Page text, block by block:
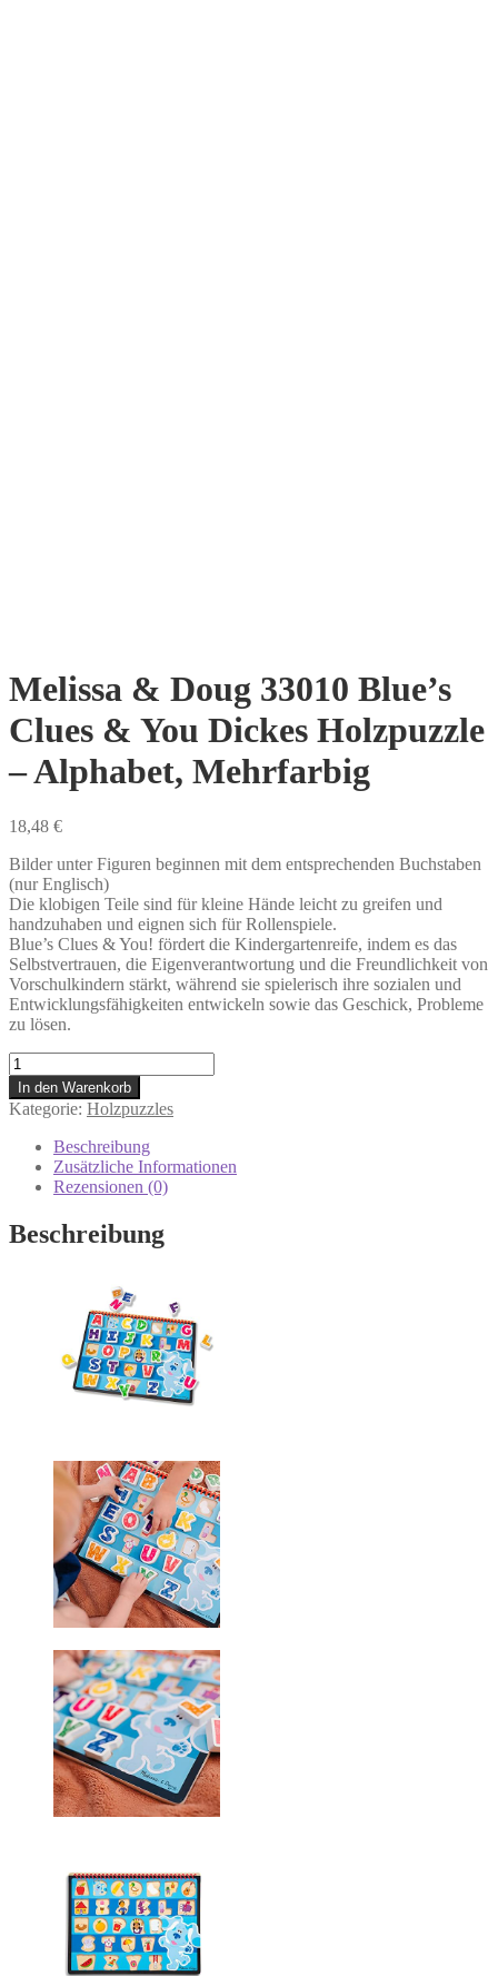
Melissa & Doug 33010 Blue’s
Clues & You Dickes Holzpuzzle
– Alphabet, Mehrfarbig
18,48 €
Bilder unter Figuren beginnen mit dem entsprechenden Buchstaben
(nur Englisch)
Die klobigen Teile sind für kleine Hände leicht zu greifen und
handzuhaben und eignen sich für Rollenspiele.
Blue’s Clues & You! fördert die Kindergartenreife, indem es das
Selbstvertrauen, die Eigenverantwortung und die Freundlichkeit von
Vorschulkindern stärkt, während sie spielerisch ihre sozialen und
Entwicklungsfähigkeiten entwickeln sowie das Geschick, Probleme
zu lösen.
Melissa
&
Doug
33010
Blue's
Clues
Dickes
Holzpuzzle
In den Warenkorb
Kategorie: Holzpuzzles
Beschreibung
Zusätzliche Informationen
Rezensionen (0)
Beschreibung